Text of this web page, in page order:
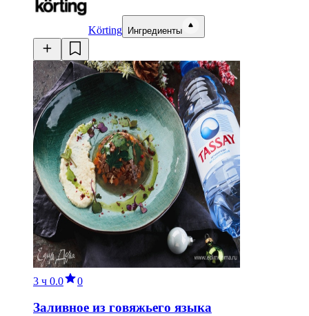
Körting Ингредиенты
3 ч 0.0 0
Заливное из говяжьего языка